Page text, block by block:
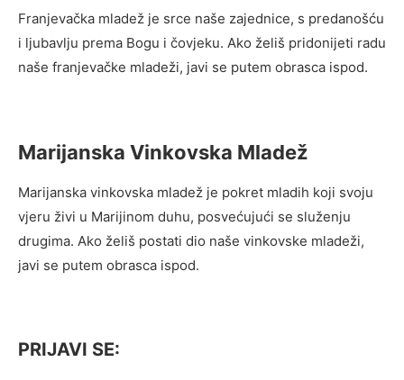
Franjevačka mladež je srce naše zajednice, s predanošću
i ljubavlju prema Bogu i čovjeku. Ako želiš pridonijeti radu
naše franjevačke mladeži, javi se putem obrasca ispod.
Marijanska Vinkovska Mladež
Marijanska vinkovska mladež je pokret mladih koji svoju
vjeru živi u Marijinom duhu, posvećujući se služenju
drugima. Ako želiš postati dio naše vinkovske mladeži,
javi se putem obrasca ispod.
PRIJAVI SE: